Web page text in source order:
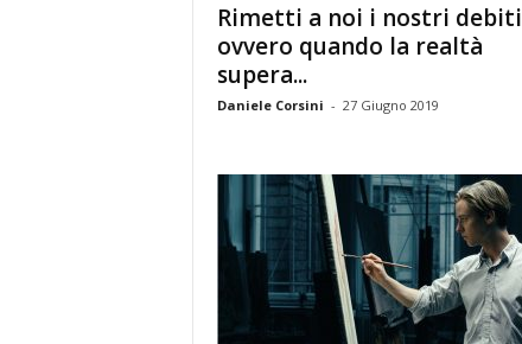
Rimetti a noi i nostri debiti
ovvero quando la realtà
supera...
Daniele Corsini - 27 Giugno 2019